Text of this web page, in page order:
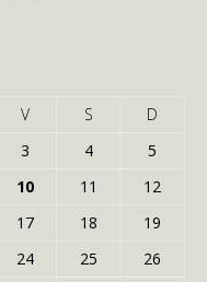
V S
D
3 4
5
10 11
12
17 18
19
24 25
26